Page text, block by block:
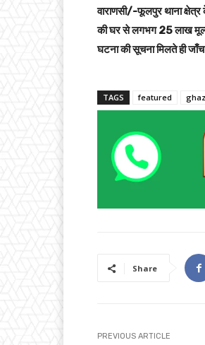
वाराणसी/-फूलपुर थाना क्षेत्र
की घर से लगभग 25 लाख
घटना की सूचना मिलते ही
TAGS featured
Share
PREVIOUS ARTICLE